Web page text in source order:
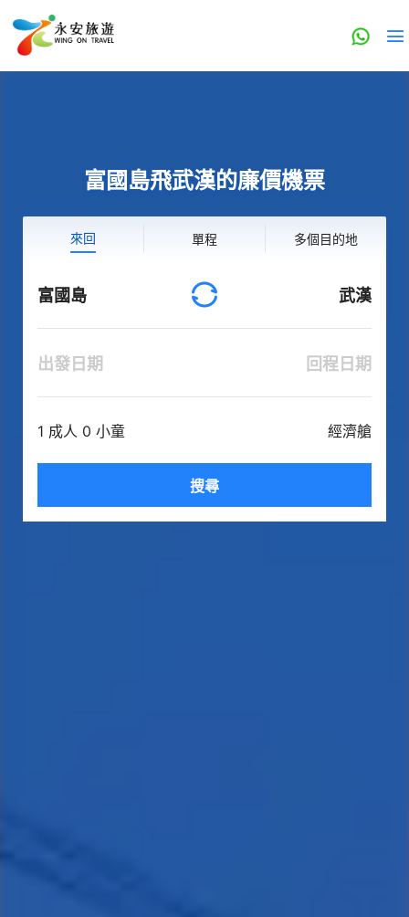
富國島飛武漢的廉價機票
來回 單程 多個目的地
富國島 武漢
出發日期 回程日期
1 成人 0 小童 經濟艙
搜尋